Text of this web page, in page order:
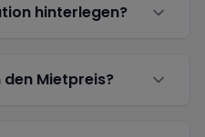
hinterlegen?
Mietpreis?